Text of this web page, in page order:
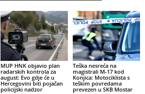
MUP HNK objavio plan
radarskih kontrola za
august: Evo gdje će u
Hercegovini biti pojačan
policijski nadzor
Teška nesreća na
magistrali M-17 kod
Konjica: Motociklista s
teškim povredama
prevezen u SKB Mostar